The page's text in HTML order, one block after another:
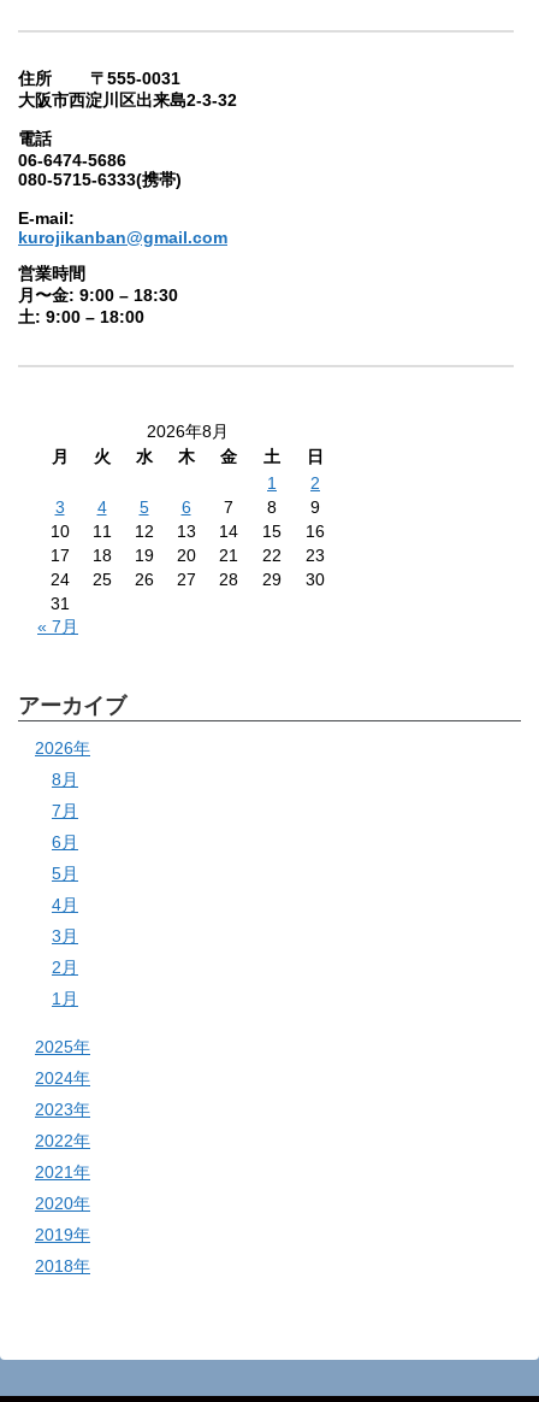
住所 〒555-0031
大阪市西淀川区出来島2-3-32
電話
06-6474-5686
080-5715-6333(携帯)
E-mail:
kurojikanban@gmail.com
営業時間
月〜金: 9:00 – 18:30
土: 9:00 – 18:00
2026年8月
月
火 水 木 金 土
日
1
2
3
4 5 6 7 8
9
10
11 12 13 14 15
16
17
18 19 20 21 22
23
24
25 26 27 28 29
30
31
« 7月
アーカイブ
2026年
8月
7月
6月
5月
4月
3月
2月
1月
2025年
2024年
2023年
2022年
2021年
2020年
2019年
2018年